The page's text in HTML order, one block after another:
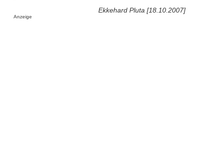
Ekkehard Pluta [18.10.2007]
Anzeige